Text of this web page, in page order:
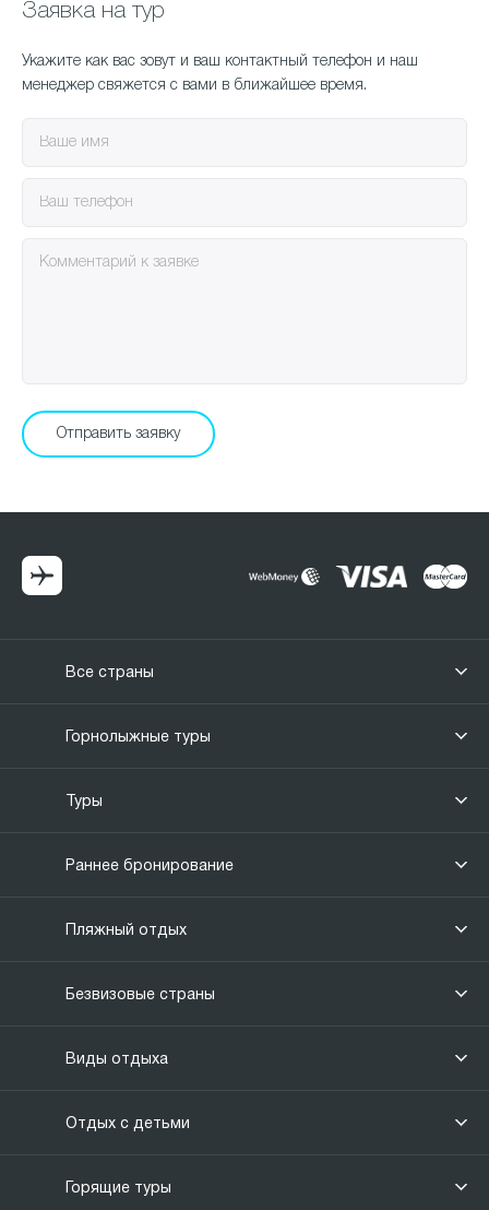
Заявка на тур
Укажите как вас зовут и ваш контактный телефон и наш
менеджер свяжется с вами в ближайшее время.
Все страны
Горнолыжные туры
Туры
Раннее бронирование
Пляжный отдых
Безвизовые страны
Виды отдыха
Отдых с детьми
Горящие туры